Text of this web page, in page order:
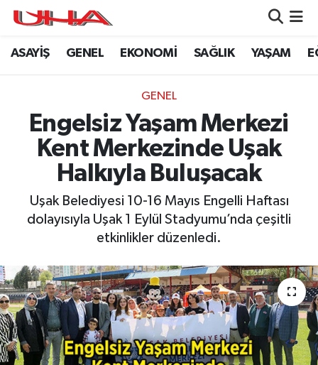
ASAYİŞ GENEL EKONOMİ SAĞLIK YAŞAM
GENEL
Engelsiz Yaşam Merkezi
Kent Merkezinde Uşak
Halkıyla Buluşacak
Uşak Belediyesi 10-16 Mayıs Engelli Haftası
dolayısıyla Uşak 1 Eylül Stadyumu’nda çeşitli
etkinlikler düzenledi.
ASAYİŞ
GENEL
YAŞAM
SAĞLIK
LEZETLERİMİZ
EKONOMİ
EĞİTİM
ÇEVRE
Nöbetçi Eczaneler
Namaz Vakitleri
Trafik Durumu
Puan Durumu ve Fikstür
Tüm Manşetler
Son Dakika Haberleri
Haber Arşivi